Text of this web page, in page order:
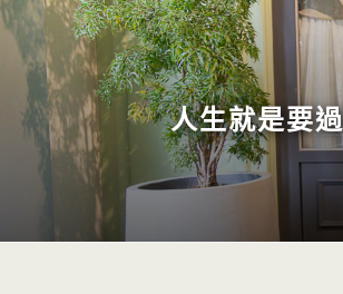
人生就是要